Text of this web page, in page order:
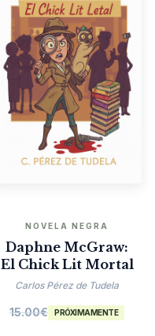
NOVELA NEGRA
Daphne McGraw:
El Chick Lit Mortal
Carlos Pérez de Tudela
15.00€ PRÓXIMAMENTE